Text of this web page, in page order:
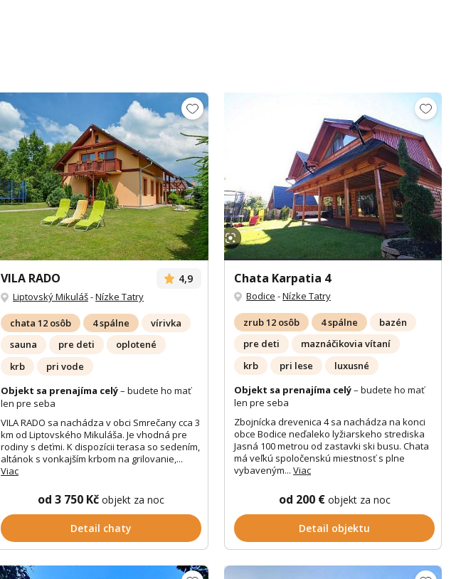
Zobrazit dalších 44 fotek
VILA RADO 4,9
Liptovský Mikuláš-Nízke Tatry
chata 12 osôb 4 spálne
vírivka
sauna
pre deti
oplotené
krb
pri vode
Objekt sa prenajíma celý– budete ho mať
len pre seba
VILA RADO sa nachádza v obci Smrečany cca 3
km od Liptovského Mikuláša. Je vhodná pre
rodiny s deťmi. K dispozícii terasa so sedením,
altánok s vonkajším krbom na grilovanie,...
Viac
od 3 750 Kčobjekt za noc
Detail chaty
Chata Karpatia 4
Bodice -Nízke Tatry
zrub 12 osôb 4 spálne
bazén
pre deti
maznáčikovia vítaní
krb
pri lese
luxusné
Objekt sa prenajíma celý– budete ho mať
len pre seba
Zbojnícka drevenica 4 sa nachádza na konci
obce Bodice neďaleko lyžiarskeho strediska
Jasná 100 metrou od zastavki ski busu. Chata
má veľkú spoločenskú miestnosť s plne
vybaveným...Viac
od 200 € objekt za noc
Detail objektu